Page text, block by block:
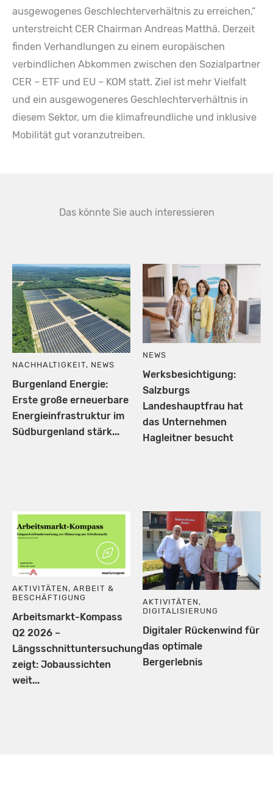
ausgewogenes Geschlechterverhältnis zu erreichen,“
unterstreicht CER Chairman Andreas Matthä. Derzeit
finden Verhandlungen zu einem europäischen
verbindlichen Abkommen zwischen den Sozialpartner
CER – ETF und EU – KOM statt. Ziel ist mehr Vielfalt
und ein ausgewogeneres Geschlechterverhältnis in
diesem Sektor, um die klimafreundliche und inklusive
Mobilität gut voranzutreiben.
Das könnte Sie auch interessieren
NACHHALTIGKEIT, NEWS
Burgenland Energie:
Erste große erneuerbare
Energieinfrastruktur im
Südburgenland stärk...
NEWS
Werksbesichtigung:
Salzburgs
Landeshauptfrau hat
das Unternehmen
Hagleitner besucht
AKTIVITÄTEN,ARBEIT &
BESCHÄFTIGUNG
Arbeitsmarkt-Kompass
Q2 2026 –
Längsschnittuntersuchung
zeigt: Jobaussichten
weit...
AKTIVITÄTEN ,
DIGITALISIERUNG
Digitaler Rückenwind für
das optimale
Bergerlebnis